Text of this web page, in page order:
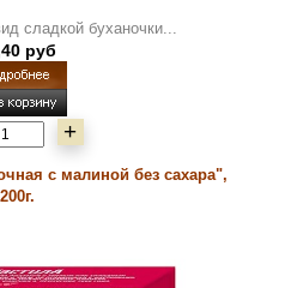
сладкой буханочки...
руб
+
с малиной без сахара",
200г.